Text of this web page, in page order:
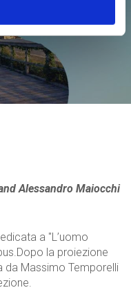
Alessandro Maiocchi
a "L’uomo
la proiezione
da Massimo Temporelli